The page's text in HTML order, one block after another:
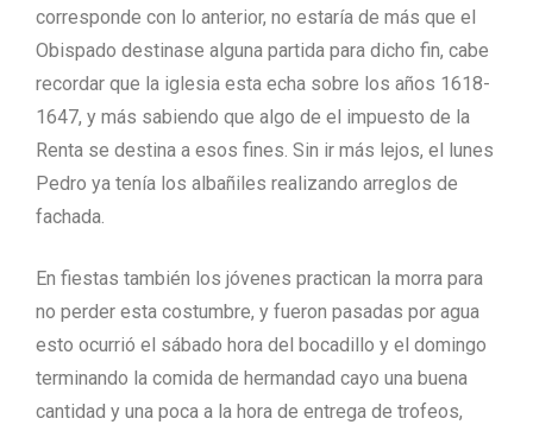
corresponde con lo anterior, no estaría de más que el
Obispado destinase alguna partida para dicho fin, cabe
recordar que la iglesia esta echa sobre los años 1618-
1647, y más sabiendo que algo de el impuesto de la
Renta se destina a esos fines. Sin ir más lejos, el lunes
Pedro ya tenía los albañiles realizando arreglos de
fachada.
En fiestas también los jóvenes practican la morra para
no perder esta costumbre, y fueron pasadas por agua
esto ocurrió el sábado hora del bocadillo y el domingo
terminando la comida de hermandad cayo una buena
cantidad y una poca a la hora de entrega de trofeos,